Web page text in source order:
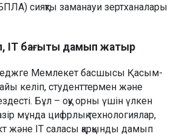
сияқты заманауи зертханалары
IT бағыты дамып жатыр
Мемлекет басшысы Қасым-
келіп, студенттермен және
Бұл – оқу орны үшін үлкен
мұнда цифрлық технологиялар,
және IT саласы қарқынды дамып